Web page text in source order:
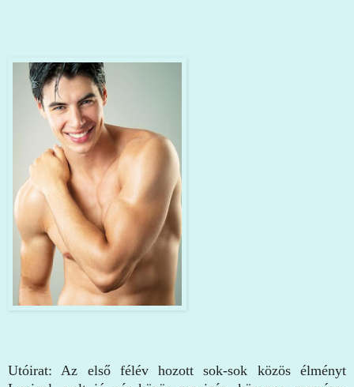
Utóirat: Az első félév hozott sok-sok közös élményt